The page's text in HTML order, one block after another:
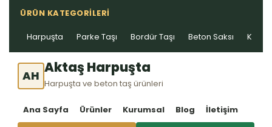
ÜRÜN KATEGORILERI
Harpuşta Parke Taşı Bordür Taşı Beton Saksı Kablo
AH Aktaş Harpuşta
Harpuşta ve beton taş ürünleri
Ana Sayfa Ürünler Kurumsal Blog İletişim